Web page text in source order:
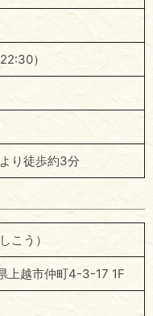
）
り徒歩約3分
こう）
越市仲町4-3-17 1F